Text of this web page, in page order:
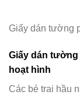
Giấy dán tường
Giấy dán tường
hoạt hình
Các bé trai hầu